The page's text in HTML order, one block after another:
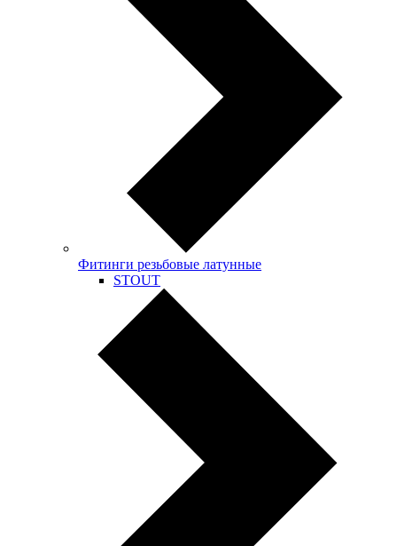
Фитинги резьбовые латунные
STOUT